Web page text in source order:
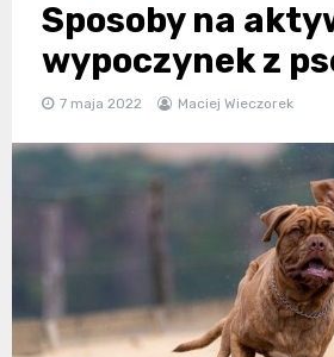
Sposoby na
wypoczynek z
7 maja 2022 Maciej Wieczorek